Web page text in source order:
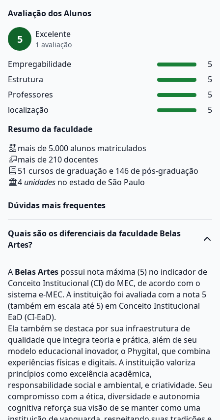
Avaliação dos Alunos
5 Excelente
1 avaliação
Empregabilidade
5
Estrutura
5
Professores
5
localização
5
Resumo da faculdade
mais de 5.000 alunos matriculados
mais de 210 docentes
51 cursos de graduação e 146 de pós-graduação
4unidades no estado de São Paulo
Dúvidas mais frequentes
Quais são os diferenciais da faculdade Belas
Artes?
A Belas Artes possui nota máxima (5) no indicador de
Conceito Institucional (CI) do MEC, de acordo com o
sistema e-MEC. A instituição foi avaliada com a nota 5
(também em escala até 5) em Conceito Institucional
EaD (CI-EaD).
Ela também se destaca por sua infraestrutura de
qualidade que integra teoria e prática, além de seu
modelo educacional inovador, o Phygital, que combina
experiências físicas e digitais. A instituição valoriza
princípios como excelência acadêmica,
responsabilidade social e ambiental, e criatividade. Seu
compromisso com a ética, diversidade e autonomia
cognitiva reforça sua visão de se manter como uma